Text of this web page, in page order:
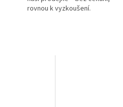
rovnou k vyzkoušení.